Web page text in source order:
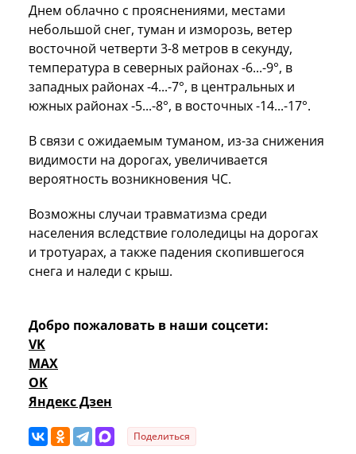
Днем облачно с прояснениями, местами
небольшой снег, туман и изморозь, ветер
восточной четверти 3-8 метров в секунду,
температура в северных районах -6...-9°, в
западных районах -4...-7°, в центральных и
южных районах -5...-8°, в восточных -14...-17°.
В связи с ожидаемым туманом, из-за снижения
видимости на дорогах, увеличивается
вероятность возникновения ЧС.
Возможны случаи травматизма среди
населения вследствие гололедицы на дорогах
и тротуарах, а также падения скопившегося
снега и наледи с крыш.
Добро пожаловать в наши соцсети:
VK
MAX
OK
Яндекс Дзен
Поделиться